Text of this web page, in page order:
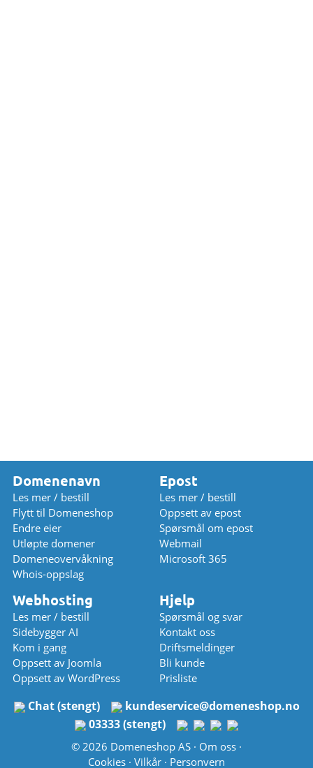
Domenenavn
Les mer / bestill
Flytt til Domeneshop
Endre eier
Utløpte domener
Domeneovervåkning
Whois-oppslag
Epost
Les mer / bestill
Oppsett av epost
Spørsmål om epost
Webmail
Microsoft 365
Webhosting
Les mer / bestill
Sidebygger AI
Kom i gang
Oppsett av Joomla
Oppsett av WordPress
Hjelp
Spørsmål og svar
Kontakt oss
Driftsmeldinger
Bli kunde
Prisliste
Chat (stengt) kundeservice@domeneshop.no
03333 (stengt)
© 2026 Domeneshop AS · Om oss·
Cookies· Vilkår· Personvern